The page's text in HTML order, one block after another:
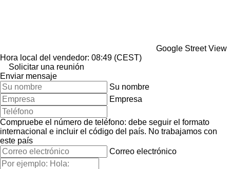
Google Street View
Hora local del vendedor: 08:49 (CEST)
Solicitar una reunión
Enviar mensaje
Su nombre
Empresa
Compruebe el número de teléfono: debe seguir el formato
internacional e incluir el código del país. No trabajamos con
este país
Correo electrónico